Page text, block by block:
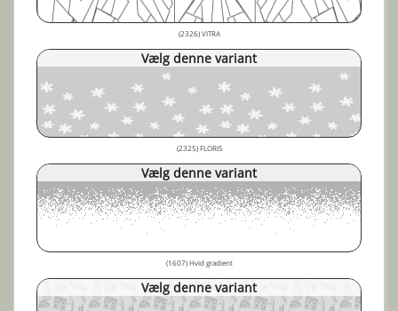
(2326) VITRA
Vælg denne variant
(2325) FLORIS
Vælg denne variant
(1607) Hvid gradient
Vælg denne variant